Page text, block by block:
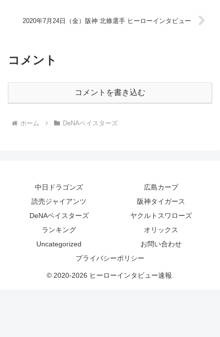
2020年7月24日（金）阪神 北條選手 ヒーローインタビュー
コメント
コメントを書き込む
ホーム DeNAベイスターズ
中日ドラゴンズ
広島カープ
読売ジャイアンツ
阪神タイガース
DeNAベイスターズ
ヤクルトスワローズ
ランキング
オリックス
Uncategorized
お問い合わせ
プライバシーポリシー
© 2020-2026 ヒーローインタビュー速報.